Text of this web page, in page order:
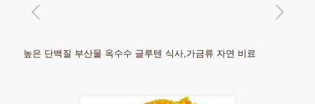
높은 단백질 부산물 옥수수 글루텐 식사,가금류 자연 비료